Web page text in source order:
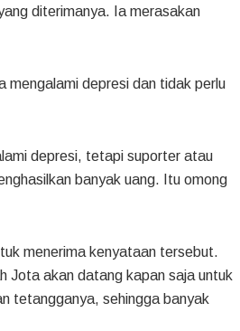
diterimanya. Ia merasakan
mengalami depresi dan tidak perlu
depresi, tetapi suporter atau
banyak uang. Itu omong
menerima kenyataan tersebut.
Jota akan datang kapan saja untuk
tetangganya, sehingga banyak